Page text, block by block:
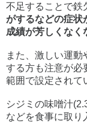
不足することで鉄
がするなどの症状
成績が芳しくなく
また、激しい運
する方も注意が必
範囲で設定されて
シジミの味噌汁
などを食事に取り